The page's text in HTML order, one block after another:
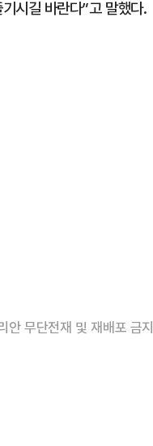
시길 바란다”고 말했다.
안 무단전재 및 재배포 금지